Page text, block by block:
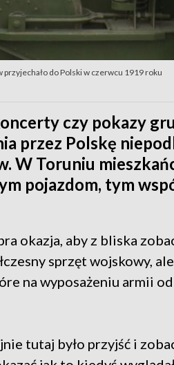
przyjechało do Polski w czerwcu 1919 roku
czy pokazy
przez Polskę
W Toruniu
pojazdom, tym
okazja, aby z bliska
sprzęt wojskowy,
na wyposażeniu armii
tutaj było przyjść i